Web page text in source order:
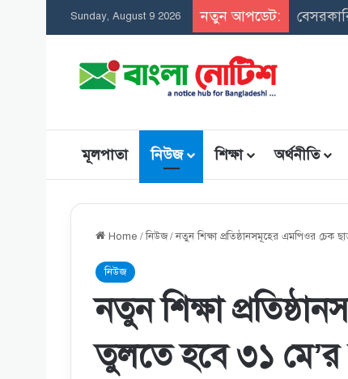
Sunday, August 9 2026 নতুন আপডেট:
মূলপাতা নিউজ শিক্ষা অর্থনীতি
Home /নিউজ/নতুন শিক্ষা প্রতিষ্ঠানসমূহের এমপিওর চেক
নিউজ
নতুন শিক্ষা
তুলতে হবে ৩১ মে’র